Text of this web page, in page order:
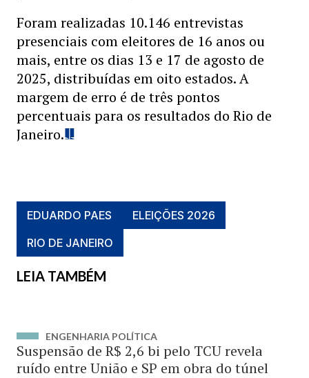
Foram realizadas 10.146 entrevistas
presenciais com eleitores de 16 anos ou
mais, entre os dias 13 e 17 de agosto de
2025, distribuídas em oito estados. A
margem de erro é de três pontos
percentuais para os resultados do Rio de
Janeiro.
EDUARDO PAES
ELEIÇÕES 2026
RIO DE JANEIRO
LEIA TAMBÉM
ENGENHARIA POLÍTICA
Suspensão de R$ 2,6 bi pelo TCU revela
ruído entre União e SP em obra do túnel